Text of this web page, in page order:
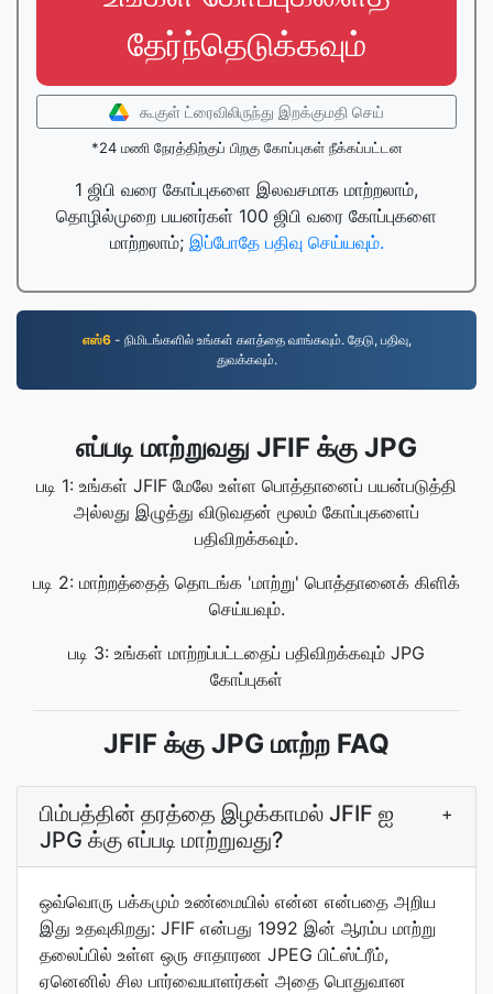
தேர்ந்தெடுக்கவும்
கூகுள் ட்ரைவிலிருந்து இறக்குமதி செய்
*24 மணி நேரத்திற்குப் பிறகு கோப்புகள் நீக்கப்பட்டன
1 ஜிபி வரை கோப்புகளை இலவசமாக மாற்றலாம்,
தொழில்முறை பயனர்கள் 100 ஜிபி வரை கோப்புகளை
மாற்றலாம்; இப்போதே பதிவு செய்யவும்.
எஸ்6- நிமிடங்களில் உங்கள் களத்தை வாங்கவும். தேடு, பதிவு,
துவக்கவும்.
எப்படி மாற்றுவது JFIF க்கு JPG
படி 1: உங்கள் JFIF மேலே உள்ள பொத்தானைப் பயன்படுத்தி
அல்லது இழுத்து விடுவதன் மூலம் கோப்புகளைப்
பதிவிறக்கவும்.
படி 2: மாற்றத்தைத் தொடங்க 'மாற்று' பொத்தானைக் கிளிக்
செய்யவும்.
படி 3: உங்கள் மாற்றப்பட்டதைப் பதிவிறக்கவும் JPG
கோப்புகள்
JFIF க்கு JPG மாற்ற FAQ
பிம்பத்தின் தரத்தை இழக்காமல் JFIF ஐ
JPG க்கு எப்படி மாற்றுவது?
+
ஒவ்வொரு பக்கமும் உண்மையில் என்ன என்பதை அறிய
இது உதவுகிறது: JFIF என்பது 1992 இன் ஆரம்ப மாற்று
தலைப்பில் உள்ள ஒரு சாதாரண JPEG பிட்ஸ்ட்ரீம்,
ஏனெனில் சில பார்வையாளர்கள் அதை பொதுவான